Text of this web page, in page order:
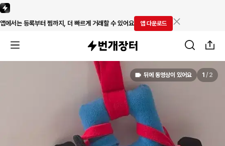
앱에서는 등록부터 찜까지, 더 빠르게 거래할 수 있어요 앱 다운로드
뒤에 동영상이 있어요 1 / 2